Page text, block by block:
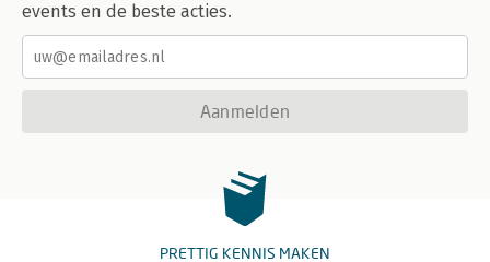
events en de beste acties.
Aanmelden
PRETTIG KENNIS MAKEN